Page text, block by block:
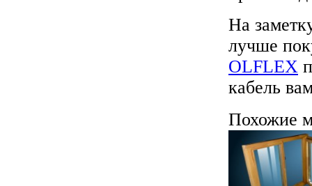
На
лучше
OLFLEX
кабель
Похожие